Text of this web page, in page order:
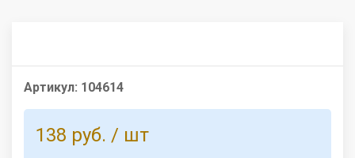
Артикул: 104614
138 руб. / шт